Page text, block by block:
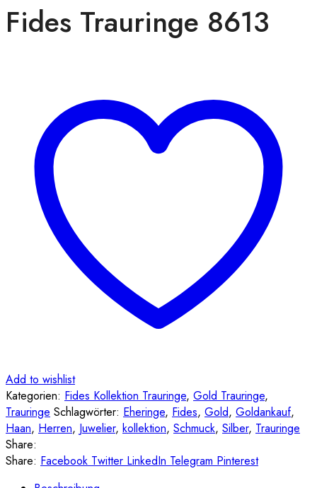
Fides Trauringe 8613
Add to wishlist
Kategorien: Fides Kollektion Trauringe, Gold Trauringe,
Trauringe Schlagwörter: Eheringe, Fides, Gold, Goldankauf,
Haan, Herren, Juwelier, kollektion, Schmuck, Silber, Trauringe
Share:
Share: Facebook Twitter LinkedIn Telegram Pinterest